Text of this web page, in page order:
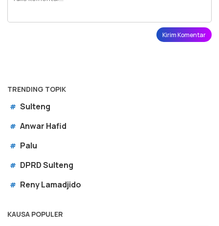
TRENDING TOPIK
# Sulteng
# Anwar Hafid
# Palu
# DPRD Sulteng
# Reny Lamadjido
KAUSA POPULER